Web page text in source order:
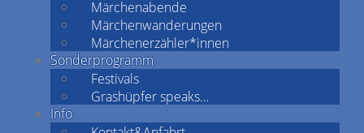
Märchenabende
Märchenwanderungen
Märchenerzähler*innen
Sonderprogramm
Festivals
Grashüpfer speaks…
Info